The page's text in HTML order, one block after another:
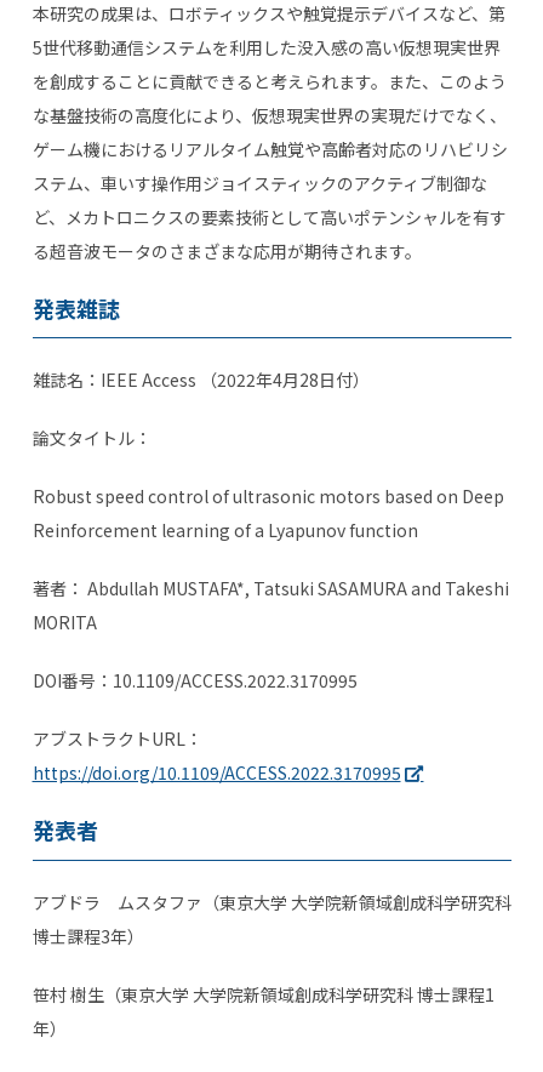
本研究の成果は、ロボティックスや触覚提示デバイスなど、第
5世代移動通信システムを利用した没入感の高い仮想現実世界
を創成することに貢献できると考えられます。また、このよう
な基盤技術の高度化により、仮想現実世界の実現だけでなく、
ゲーム機におけるリアルタイム触覚や高齢者対応のリハビリシ
ステム、車いす操作用ジョイスティックのアクティブ制御な
ど、メカトロニクスの要素技術として高いポテンシャルを有す
る超音波モータのさまざまな応用が期待されます。
発表雑誌
雑誌名：IEEE Access （2022年4月28日付）
論文タイトル：
Robust speed control of ultrasonic motors based on Deep
Reinforcement learning of a Lyapunov function
著者： Abdullah MUSTAFA*, Tatsuki SASAMURA and Takeshi
MORITA
DOI番号：10.1109/ACCESS.2022.3170995
アブストラクトURL：
https://doi.org/10.1109/ACCESS.2022.3170995
発表者
アブドラ ムスタファ（東京大学 大学院新領域創成科学研究科
博士課程3年）
笹村 樹生（東京大学 大学院新領域創成科学研究科 博士課程1
年）